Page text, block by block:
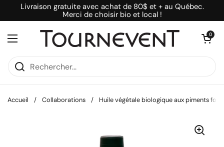
Passer au contenu
Livraison gratuite avec achat de 80$ et + au Québec.
Merci de choisir bio et local !
Ouvrir le menu
Ouvrir le
0
Accueil / Collaborations / Huile végétale biologique aux piments forts